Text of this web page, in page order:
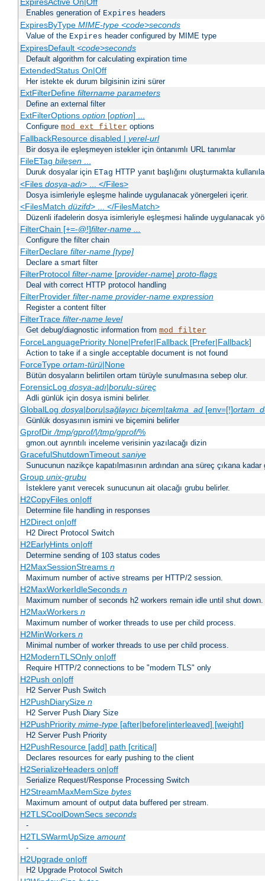
ExpiresActive On|Off
Enables generation of Expires headers
ExpiresByType MIME-type <code>seconds
Value of the Expires header configured by MIME type
ExpiresDefault <code>seconds
Default algorithm for calculating expiration time
ExtendedStatus On|Off
Her istekte ek durum bilgisinin izini sürer
ExtFilterDefine filtername parameters
Define an external filter
ExtFilterOptions option[option] ...
Configure mod_ext_filter options
FallbackResource disabled | yerel-url
Bir dosya ile eşleşmeyen istekler için öntanımlı URL tanımlar
FileETag bileşen...
Duruk dosyalar için ETag HTTP yanıt başlığını oluşturmakta
<Files dosya-adı> ... </Files>
Dosya isimleriyle eşleşme halinde uygulanacak yönergeleri içerir.
<FilesMatch düzifd> ... </FilesMatch>
Düzenli ifadelerin dosya isimleriyle eşleşmesi halinde uygulanacak
FilterChain [+=-@!]filter-name ...
Configure the filter chain
FilterDeclare filter-name [type]
Declare a smart filter
FilterProtocol filter-name[provider-name] proto-flags
Deal with correct HTTP protocol handling
FilterProvider filter-name provider-name expression
Register a content filter
FilterTrace filter-name level
Get debug/diagnostic information from mod_filter
ForceLanguagePriority None|Prefer|Fallback [Prefer|Fallback]
Action to take if a single acceptable document is not found
ForceType ortam-türü|None
Bütün dosyaların belirtilen ortam türüyle sunulmasına sebep olur.
ForensicLog dosya-adı|borulu-süreç
Adli günlük için dosya ismini belirler.
GlobalLog dosya|boru|sağlayıcı biçem|takma_ad[env=[!]
Günlük dosyasının ismini ve biçemini belirler
GprofDir/tmp/gprof/|/tmp/gprof/%
gmon.out ayrıntılı inceleme verisinin yazılacağı dizin
GracefulShutdownTimeout saniye
Sunucunun nazikçe kapatılmasının ardından ana süreç çıkana
Group unix-grubu
İsteklere yanıt verecek sunucunun ait olacağı grubu belirler.
H2CopyFiles on|off
Determine file handling in responses
H2Direct on|off
H2 Direct Protocol Switch
H2EarlyHints on|off
Determine sending of 103 status codes
H2MaxSessionStreams n
Maximum number of active streams per HTTP/2 session.
H2MaxWorkerIdleSeconds n
Maximum number of seconds h2 workers remain idle until shut down.
H2MaxWorkers n
Maximum number of worker threads to use per child process.
H2MinWorkers n
Minimal number of worker threads to use per child process.
H2ModernTLSOnly on|off
Require HTTP/2 connections to be "modern TLS" only
H2Push on|off
H2 Server Push Switch
H2PushDiarySize n
H2 Server Push Diary Size
H2PushPriority mime-type[after|before|interleaved] [weight]
H2 Server Push Priority
H2PushResource [add] path [critical]
Declares resources for early pushing to the client
H2SerializeHeaders on|off
Serialize Request/Response Processing Switch
H2StreamMaxMemSize bytes
Maximum amount of output data buffered per stream.
H2TLSCoolDownSecs seconds
-
H2TLSWarmUpSize amount
-
H2Upgrade on|off
H2 Upgrade Protocol Switch